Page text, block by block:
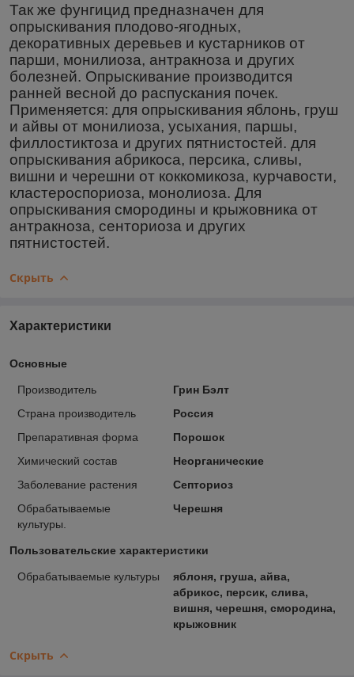
Так же фунгицид предназначен для
опрыскивания плодово-ягодных,
декоративных деревьев и кустарников от
парши, монилиоза, антракноза и других
болезней. Опрыскивание производится
ранней весной до распускания почек.
Применяется: для опрыскивания яблонь, груш
и айвы от монилиоза, усыхания, паршы,
филлостиктоза и других пятнистостей. для
опрыскивания абрикоса, персика, сливы,
вишни и черешни от коккомикоза, курчавости,
кластероспориоза, монолиоза. Для
опрыскивания смородины и крыжовника от
антракноза, сенториоза и других
пятнистостей.
Скрыть
Характеристики
Основные
Производитель
Грин Бэлт
Страна производитель
Россия
Препаративная форма
Порошок
Химический состав
Неорганические
Заболевание растения
Сеп­то­ри­оз
Обрабатываемые
культуры.
Черешня
Пользовательские характеристики
Обрабатываемые культуры
яблоня, груша, айва,
абрикос, персик, слива,
вишня, черешня, смородина,
крыжовник
Скрыть